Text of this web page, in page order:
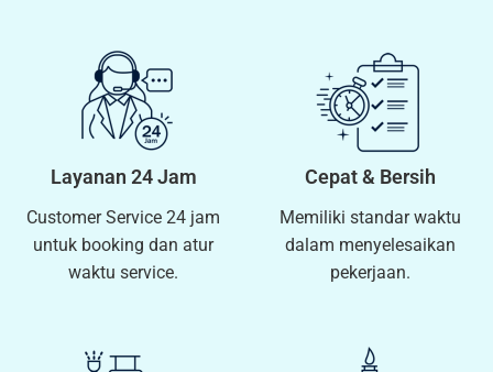
Layanan 24 Jam
Customer Service 24 jam
untuk booking dan atur
waktu service.
Cepat & Bersih
Memiliki standar waktu
dalam menyelesaikan
pekerjaan.